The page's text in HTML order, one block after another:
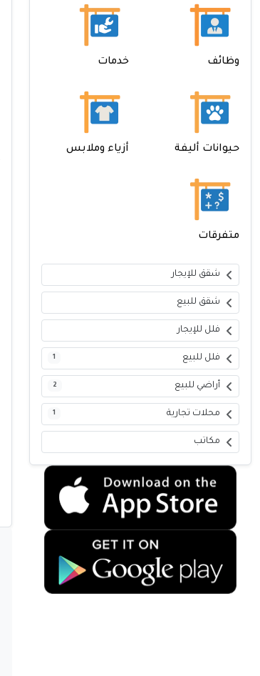
وظائف خدمات
حيوانات أليفة أزياء وملابس
متفرقات
شقق للإيجار
شقق للبيع
فلل للإيجار
فلل للبيع 1
أراضي للبيع 2
محلات تجارية 1
مكاتب